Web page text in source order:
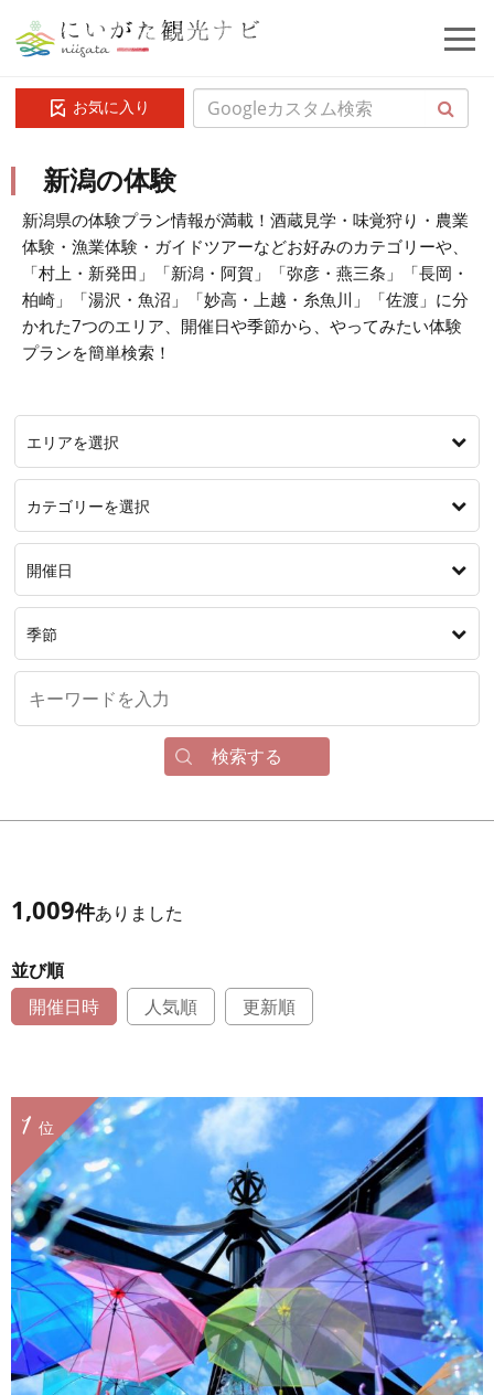
お気に入り
新潟の体験
新潟県の体験プラン情報が満載！酒蔵見学・味覚狩り・農業
体験・漁業体験・ガイドツアーなどお好みのカテゴリーや、
「村上・新発田」「新潟・阿賀」「弥彦・燕三条」「長岡・
柏崎」「湯沢・魚沼」「妙高・上越・糸魚川」「佐渡」に分
かれた7つのエリア、開催日や季節から、やってみたい体験
プランを簡単検索！
エリアを選択
カテゴリーを選択
開催日
季節
検索する
1,009件ありました
並び順
開催日時
人気順 更新順
位
1